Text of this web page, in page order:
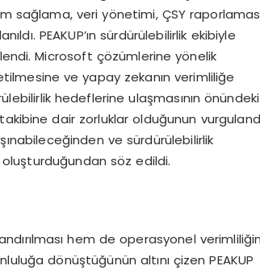
sağlama, veri yönetimi, ÇSY
PEAKUP’ın sürdürülebilirlik ekibiyle
Microsoft çözümlerine yönelik
ve yapay zekanın verimliliğe
hedeflerine ulaşmasının
dair zorluklar olduğunun
ve sürdürülebilirlik
söz edildi.
hem de operasyonel verimliliğin
dönüştüğünün altını çizen PEAKUP